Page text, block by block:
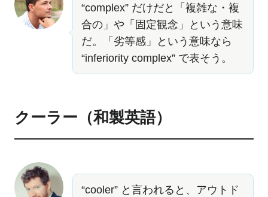
“complex” だけだと「複雑な・複
合の」や「固定観念」という意味
だ。「劣等感」という意味なら
“inferiority complex” で表そう。
クーラー（和製英語）
“cooler” と言われると、アウトド